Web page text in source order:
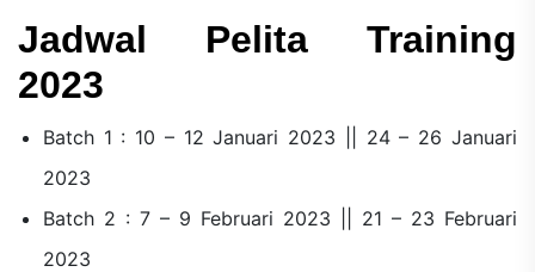
Jadwal Pelita Training
2023
Batch 1 : 10 – 12 Januari 2023 || 24 – 26 Januari
2023
Batch 2 : 7 – 9 Februari 2023 || 21 – 23 Februari
2023